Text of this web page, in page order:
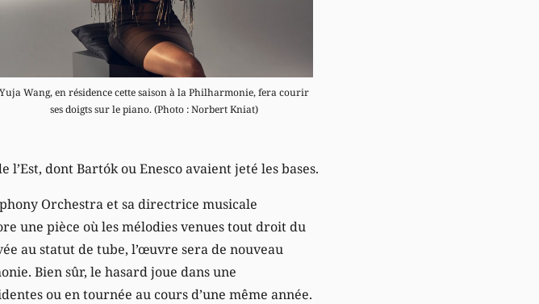
Yuja Wang, en résidence cette saison à la Philharmonie, fera courir
ses doigts sur le piano. (Photo : Norbert Kniat)
dont Bartók ou Enesco avaient jeté les bases.
Orchestra et sa directrice musicale
une pièce où les mélodies venues tout droit du
au statut de tube, l’œuvre sera de nouveau
Bien sûr, le hasard joue dans une
ou en tournée au cours d’une même année.